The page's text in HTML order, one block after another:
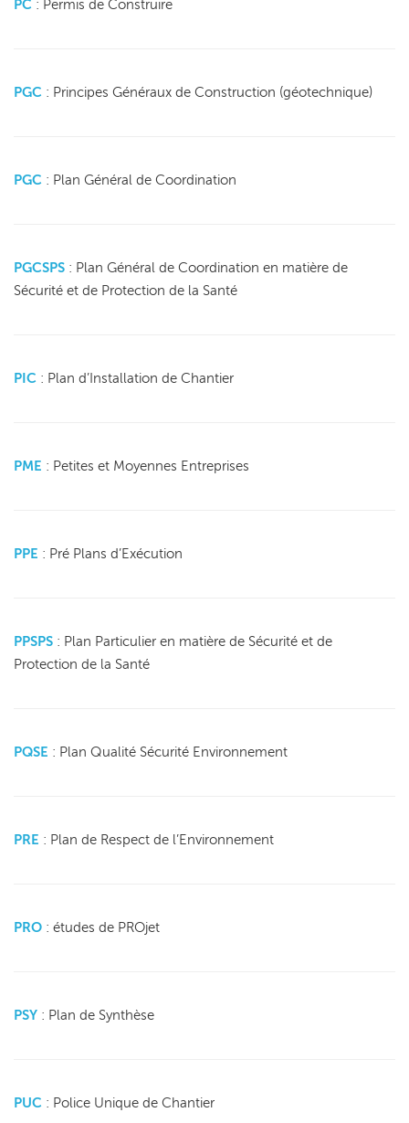
PC : Permis de Construire
PGC : Principes Généraux de Construction (géotechnique)
PGC : Plan Général de Coordination
PGCSPS : Plan Général de Coordination en matière de
Sécurité et de Protection de la Santé
PIC : Plan d’Installation de Chantier
PME : Petites et Moyennes Entreprises
PPE : Pré Plans d’Exécution
PPSPS : Plan Particulier en matière de Sécurité et de
Protection de la Santé
PQSE : Plan Qualité Sécurité Environnement
PRE : Plan de Respect de l’Environnement
PRO : études de PROjet
PSY : Plan de Synthèse
PUC : Police Unique de Chantier